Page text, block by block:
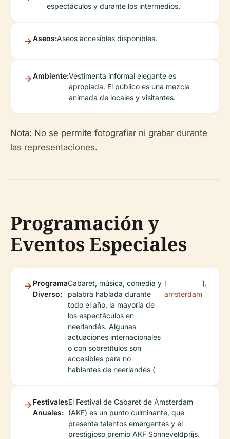
espectáculos y durante los intermedios.
Aseos:Aseos accesibles disponibles.
Ambiente:Vestimenta informal elegante es
apropiada. El público es una mezcla
animada de locales y visitantes.
Nota: No se permite fotografiar ni grabar durante
las representaciones.
Programación y
Eventos Especiales
Programa
Diverso:
Cabaret, música, comedia y
palabra hablada durante
todo el año, la mayoría de
los espectáculos en
neerlandés. Algunas
actuaciones internacionales
o con sobretítulos son
accesibles para no
hablantes de neerlandés (
I
amsterdam
).
Festivales
Anuales:
El Festival de Cabaret de Ámsterdam
(AKF) es un punto culminante, que
presenta talentos emergentes y el
prestigioso premio AKF Sonneveldprijs.